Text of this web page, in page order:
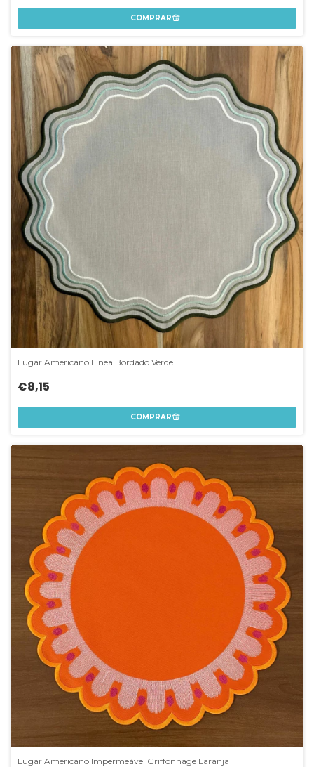
Lugar Americano Linea Bordado Verde
€8,15
Lugar Americano Impermeável Griffonnage Laranja